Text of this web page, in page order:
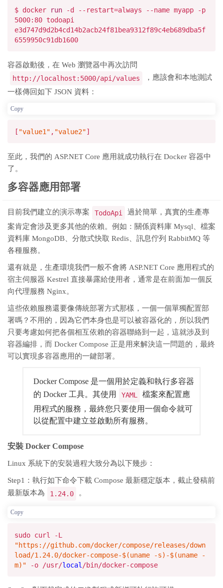
$ docker run-d --restart=always --name myapp -p
5000:80 todoapi
e3d747d9d2b4cd14b2acb24f81bea9312f89c4eb689dba5f
6559950c91db1600
容器啟動後，在 Web 瀏覽器中再次訪問
http://localhost:5000/api/values
，應該會和本地測試
一樣傳回如下 JSON 資料：
Copy
[ "value1" , "value2"]
至此，我們的 ASP.NET Core 應用就成功執行在 Docker 容器中
了。
多容器應用部署
目前我們建立的演示專案 TodoApi
過於簡單，真實的生產專
案肯定會涉及更多其他的依賴。例如：關係資料庫 Mysql、檔案
資料庫 MongoDB、分散式快取 Redis、訊息佇列 RabbitMQ 等
各種服務。
還有就是，生產環境我們一般不會將 ASP.NET Core 應用程式的
宿主伺服器 Kestrel 直接暴露給使用者，通常是在前面加一個反
向代理服務 Nginx。
這些依賴服務還要像傳統部署方式那樣，一個一個單獨配置部
署嗎？不用的，因為它們本身也是可以被容器化的，所以我們
只要考慮如何把各個相互依賴的容器聯絡到一起，這就涉及到
容器編排，而 Docker Compose 正是用來解決這一問題的，最終
可以實現多容器應用的一鍵部署。
Docker Compose 是一個用於定義和執行多容器
的 Docker 工具。其使用
YAML
檔案來配置應
用程式的服務，最終您只要使用一個命令就可
以從配置中建立並啟動所有服務。
安裝 Docker Compose
Linux 系統下的安裝過程大致分為以下幾步：
Step1：執行如下命令下載 Compose 最新穩定版本，截止發稿前
最新版本為
1.24.0 。
Copy
sudo curl -L
"https://github.com/docker/compose/releases/down
load/1.24.0/docker-compose-$(uname -s) -$(uname -
m) " -o /usr/local /bin/docker-compose